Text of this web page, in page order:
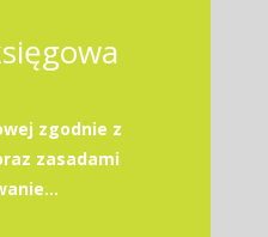
zgodnie z
zasadami